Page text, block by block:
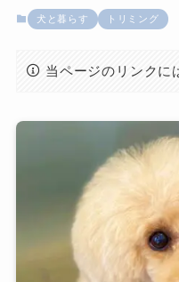
犬と暮らす トリミング
当ページのリンクに